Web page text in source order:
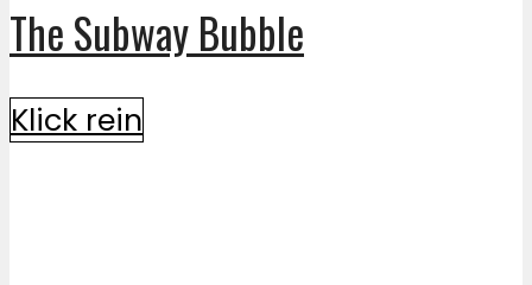
The Subway Bubble
Klick rein